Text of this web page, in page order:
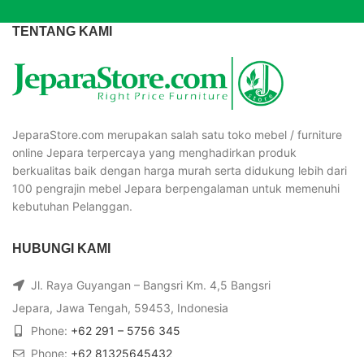
TENTANG KAMI
JeparaStore.com merupakan salah satu toko mebel / furniture
online Jepara terpercaya yang menghadirkan produk
berkualitas baik dengan harga murah serta didukung lebih dari
100 pengrajin mebel Jepara berpengalaman untuk memenuhi
kebutuhan Pelanggan.
HUBUNGI KAMI
Jl. Raya Guyangan – Bangsri Km. 4,5 Bangsri
Jepara, Jawa Tengah, 59453, Indonesia
Phone: +62 291 – 5756 345
Phone: +62 81325645432